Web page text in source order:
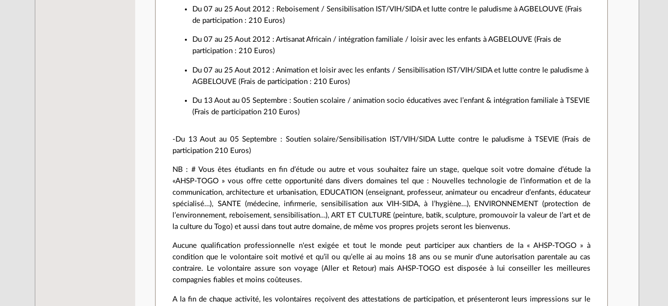
Du 07 au 25 Aout 2012 : Reboisement / Sensibilisation IST/VIH/SIDA et lutte contre le paludisme à AGBELOUVE (Frais
de participation : 210 Euros)
Du 07 au 25 Aout 2012 : Artisanat Africain / intégration familiale / loisir avec les enfants à AGBELOUVE (Frais de
participation : 210 Euros)
Du 07 au 25 Aout 2012 : Animation et loisir avec les enfants / Sensibilisation IST/VIH/SIDA et lutte contre le paludisme à
AGBELOUVE (Frais de participation : 210 Euros)
Du 13 Aout au 05 Septembre : Soutien scolaire / animation socio éducatives avec l’enfant & intégration familiale à TSEVIE
(Frais de participation 210 Euros)
-Du 13 Aout au 05 Septembre : Soutien solaire/Sensibilisation IST/VIH/SIDA Lutte contre le paludisme à TSEVIE (Frais de
participation 210 Euros)
NB : # Vous êtes étudiants en fin d’étude ou autre et vous souhaitez faire un stage, quelque soit votre domaine d’étude la
«AHSP-TOGO » vous offre cette opportunité dans divers domaines tel que : Nouvelles technologie de l’information et de la
communication, architecture et urbanisation, EDUCATION (enseignant, professeur, animateur ou encadreur d’enfants, éducateur
spécialisé…), SANTE (médecine, infirmerie, sensibilisation aux VIH-SIDA, à l’hygiène…), ENVIRONNEMENT (protection de
l’environnement, reboisement, sensibilisation…), ART ET CULTURE (peinture, batik, sculpture, promouvoir la valeur de l’art et de
la culture du Togo) et aussi dans tout autre domaine, de même vos propres projets seront les bienvenus.
Aucune qualification professionnelle n'est exigée et tout le monde peut participer aux chantiers de la « AHSP-TOGO » à
condition que le volontaire soit motivé et qu’il ou qu’elle ai au moins 18 ans ou se munir d'une autorisation parentale au cas
contraire. Le volontaire assure son voyage (Aller et Retour) mais AHSP-TOGO est disposée à lui conseiller les meilleures
compagnies fiables et moins coûteuses.
A la fin de chaque activité, les volontaires reçoivent des attestations de participation, et présenteront leurs impressions sur le